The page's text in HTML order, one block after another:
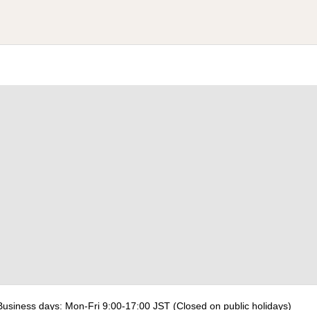
days: Mon-Fri 9:00-17:00 JST (Closed on public holidays)